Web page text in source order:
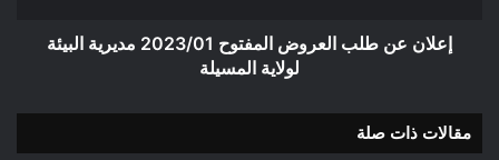
المسيلة
إعلان عن طلب العروض المفتوح 2023/01 مديرية البيئة
لولاية المسيلة
مقالات ذات صلة